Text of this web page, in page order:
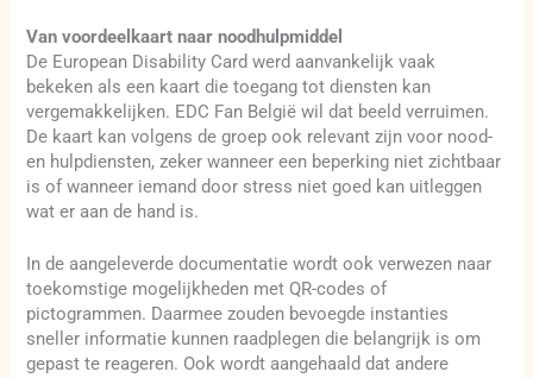
Van voordeelkaart naar noodhulpmiddel
De European Disability Card werd aanvankelijk vaak
bekeken als een kaart die toegang tot diensten kan
vergemakkelijken. EDC Fan België wil dat beeld verruimen.
De kaart kan volgens de groep ook relevant zijn voor nood-
en hulpdiensten, zeker wanneer een beperking niet zichtbaar
is of wanneer iemand door stress niet goed kan uitleggen
wat er aan de hand is.
In de aangeleverde documentatie wordt ook verwezen naar
toekomstige mogelijkheden met QR-codes of
pictogrammen. Daarmee zouden bevoegde instanties
sneller informatie kunnen raadplegen die belangrijk is om
gepast te reageren. Ook wordt aangehaald dat andere